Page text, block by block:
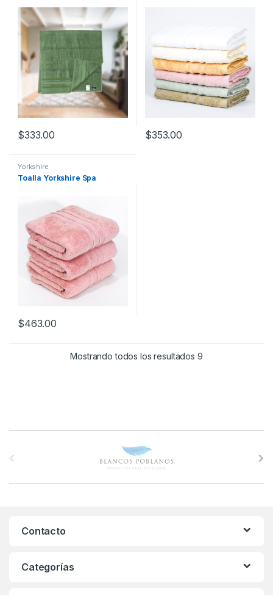
$333.00 $353.00
Yorkshire
Toalla Yorkshire Spa
$463.00
Mostrando todos los resultados 9
Contacto
Categorías